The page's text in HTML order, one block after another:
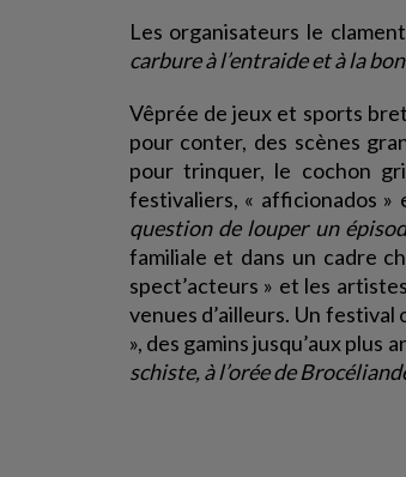
Les organisateurs le
carbure à l’entraide et à la
Vêprée de jeux et sports
pour conter, des scènes
pour trinquer, le cochon
festivaliers, « afficionados »
question de louper un
familiale et dans un cadre
spect’acteurs » et les
venues d’ailleurs. Un
», des gamins jusqu’aux plus
schiste, à l’orée de